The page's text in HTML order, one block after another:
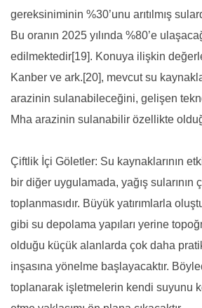
gereksiniminin %30’unu arıtılmış
Bu oranın 2025 yılında %80’e
edilmektedir[19]. Konuya ilişkin
Kanber ve ark.[20], mevcut su
arazinin sulanabileceğini, gelişen
Mha arazinin sulanabilir özellikte
Çiftlik İçi Göletler: Su kaynaklarının
bir diğer uygulamada, yağış
toplanmasıdır. Büyük yatırımlarla
gibi su depolama yapıları yerine
olduğu küçük alanlarda çok daha
inşasına yönelme başlayacaktır.
toplanarak işletmelerin kendi suyunu